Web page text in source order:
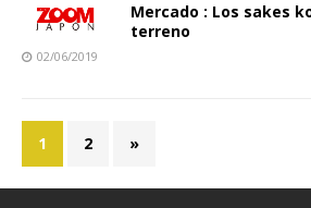
Mercado : Los sakes
terreno
02/06/2019
1 2 »